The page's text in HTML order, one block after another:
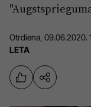
Veselība
Ģimene
Vide
Sports
Otrdiena, 09.06.2020.
LETA